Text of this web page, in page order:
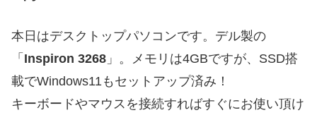
本日はデスクトップパソコンです。デル製の
「 Inspiron 3268 」。メモリは4GBですが、SSD搭
載でWindows11もセットアップ済み！
キーボードやマウスを接続すればすぐにお使い頂け